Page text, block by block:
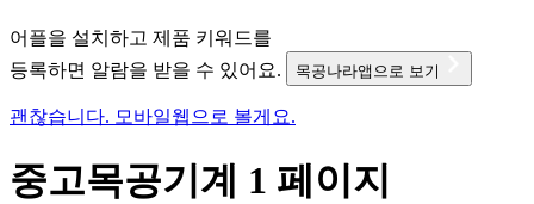
어플을 설치하고 제품 키워드를
등록하면 알람을 받을 수 있어요.
목공나라앱으로 보기
괜찮습니다. 모바일웹으로 볼게요.
중고목공기계 1 페이지